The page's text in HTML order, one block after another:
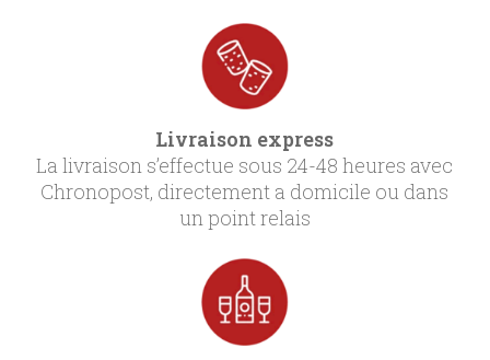
Livraison express
La livraison s’effectue sous 24-48 heures avec
Chronopost, directement a domicile ou dans
un point relais